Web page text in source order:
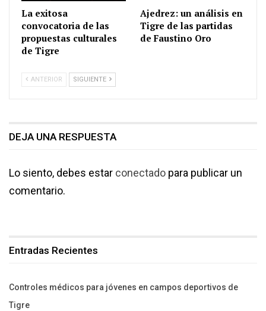
La exitosa
convocatoria de las
propuestas culturales
de Tigre
Ajedrez: un análisis en
Tigre de las partidas
de Faustino Oro
ANTERIOR SIGUIENTE
DEJA UNA RESPUESTA
Lo siento, debes estar conectado para publicar un
comentario.
Entradas Recientes
Controles médicos para jóvenes en campos deportivos de
Tigre